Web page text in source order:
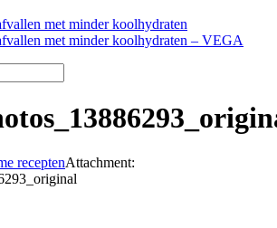
met minder koolhydraten
met minder koolhydraten – VEGA
receptenAttachment: